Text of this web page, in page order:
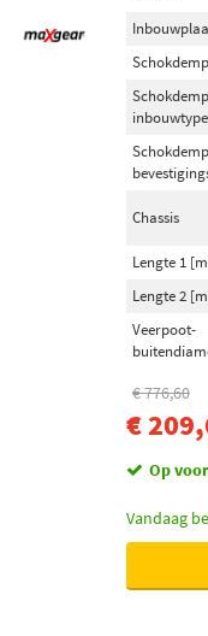
inbouwtype
Chassis
Lengte 1
Lengte 2
Veerpoot-
€ 776,60
€
Op
Vandaag